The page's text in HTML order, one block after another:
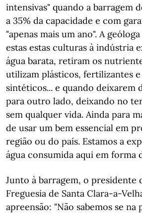
intensivas" quando a barragem
a 35% da capacidade e com
"apenas mais um ano". A
estas estas culturas à indústria
água barata, retiram os
utilizam plásticos, fertilizantes
sintéticos... e quando deixarem
para outro lado, deixando no
sem qualquer vida. Ainda para
de usar um bem essencial em
região ou do país. Estamos a
água consumida aqui em forma
Junto à barragem, o presidente
Freguesia de Santa Clara-a-
apreensão: "Não sabemos se na